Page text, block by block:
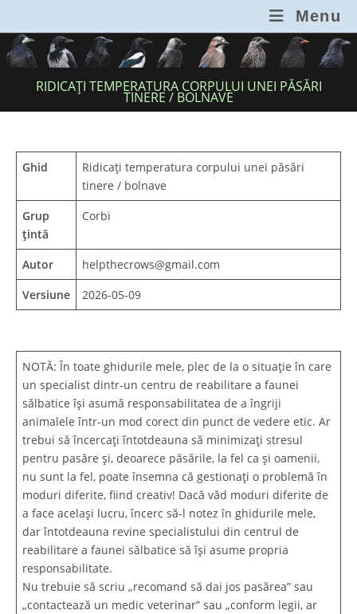
content
Menu
RIDICAȚI TEMPERATURA CORPULUI UNEI PĂSĂRI
TINERE / BOLNAVE
Ghid
Ridicați temperatura corpului unei păsări
tinere / bolnave
Grup
țintă
Corbi
Autor
helpthecrows@gmail.com
Versiune
2026-05-09
NOTĂ: În toate ghidurile mele, plec de la o situație în care
un specialist dintr-un centru de reabilitare a faunei
sălbatice își asumă responsabilitatea de a îngriji
animalele într-un mod corect din punct de vedere etic. Ar
trebui să încercați întotdeauna să minimizați stresul
pentru pasăre și, deoarece păsările, la fel ca și oamenii,
nu sunt la fel, poate însemna că gestionați o problemă în
moduri diferite, fiind creativ! Dacă văd moduri diferite de
a face același lucru, încerc să-l notez în ghidurile mele,
dar întotdeauna revine specialistului din centrul de
reabilitare a faunei sălbatice să își asume propria
responsabilitate.
Nu trebuie să scriu „recomand să dai jos pasărea” sau
„contactează un medic veterinar” sau „conform legii, ar